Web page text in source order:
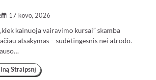
17 kovo, 2026
kainuoja vairavimo kursai” skamba
atsakymas – sudėtingesnis nei atrodo.
Straipsnį